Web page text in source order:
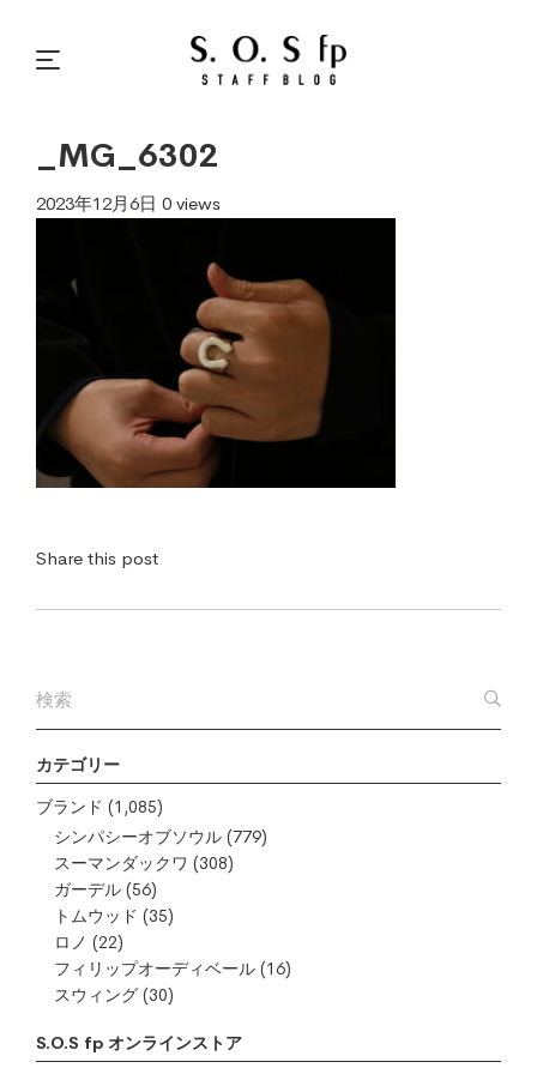
カテゴリー
ブランド (1,085)
シンパシーオブソウル (779)
スーマンダックワ (308)
ガーデル (56)
トムウッド (35)
ロノ (22)
フィリップオーディベール (16)
スウィング (30)
S.O.S fp オンラインストア
_MG_6302
2023年12月6日 0 views
Share this post